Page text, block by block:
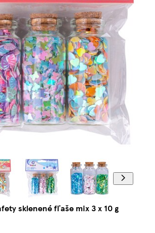
sklenené fľaše mix 3 x 10 g